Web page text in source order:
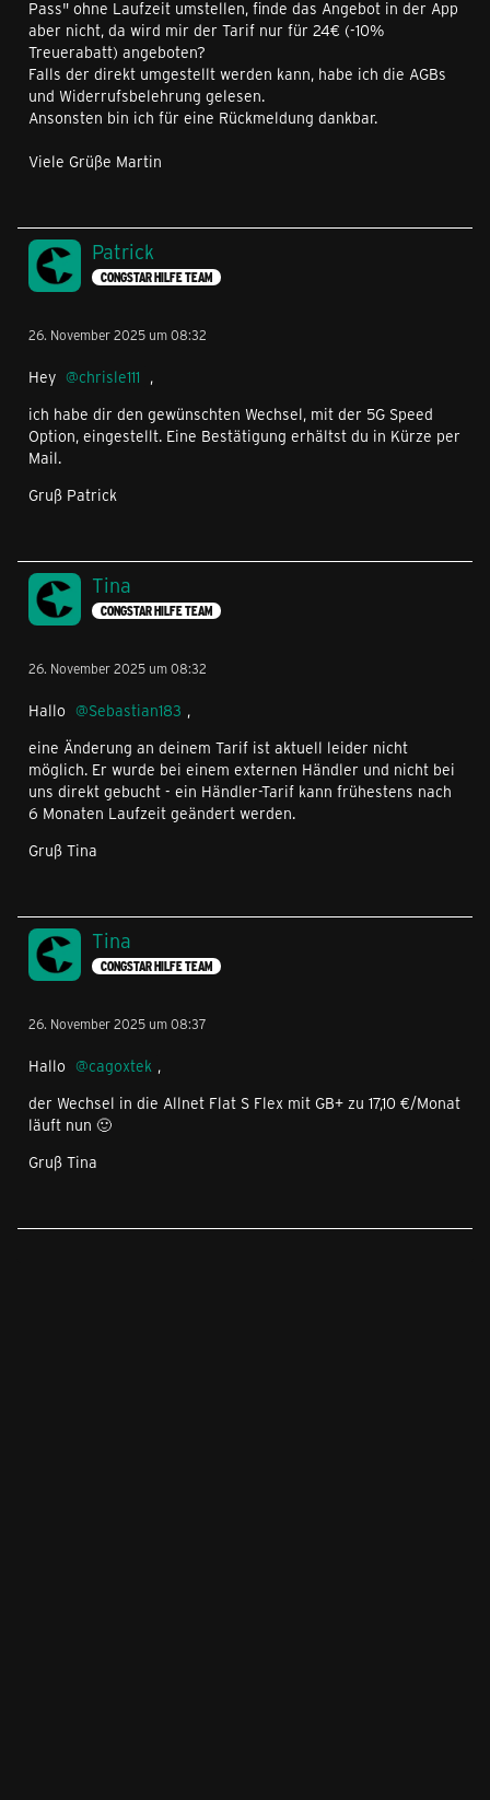
Pass" ohne Laufzeit umstellen, finde das Angebot in der App
aber nicht, da wird mir der Tarif nur für 24€ (-10%
Treuerabatt) angeboten?
Falls der direkt umgestellt werden kann, habe ich die AGBs
und Widerrufsbelehrung gelesen.
Ansonsten bin ich für eine Rückmeldung dankbar.
Viele Grüße Martin
Patrick
CONGSTAR HILFE TEAM
26. November 2025 um 08:32
Hey chrisle111 ,
ich habe dir den gewünschten Wechsel, mit der 5G Speed
Option, eingestellt. Eine Bestätigung erhältst du in Kürze per
Mail.
Gruß Patrick
Tina
CONGSTAR HILFE TEAM
26. November 2025 um 08:32
Hallo Sebastian183 ,
eine Änderung an deinem Tarif ist aktuell leider nicht
möglich. Er wurde bei einem externen Händler und nicht bei
uns direkt gebucht - ein Händler-Tarif kann frühestens nach
6 Monaten Laufzeit geändert werden.
Gruß Tina
Tina
CONGSTAR HILFE TEAM
26. November 2025 um 08:37
Hallo cagoxtek ,
der Wechsel in die Allnet Flat S Flex mit GB+ zu 17,10 €/Monat
läuft nun 🙂
Gruß Tina